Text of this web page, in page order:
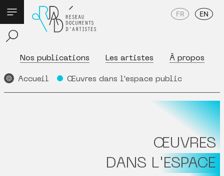
Nos publications Les artistes À propos
FR EN
Accueil Œuvres dans l'espace public
ŒUVRES
DANS L'ESPACE